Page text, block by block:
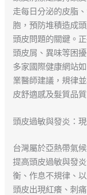
走每日分泌的皮脂
胞，預防堆積造成
頭皮問題的關鍵。
頭皮屑、異味等困
多家國際健康網站
業醫師建議，規律
皮舒適感及髮質品
頭皮過敏與發炎：
台灣屬於亞熱帶氣
提高頭皮過敏與發
衡、作息不規律、
頭皮出現紅癢、刺